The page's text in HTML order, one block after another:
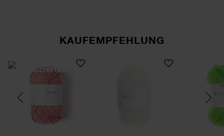
KAUFEMPFEHLUNG
Creative Ricorumi dk Creative Ricorumi Lamé